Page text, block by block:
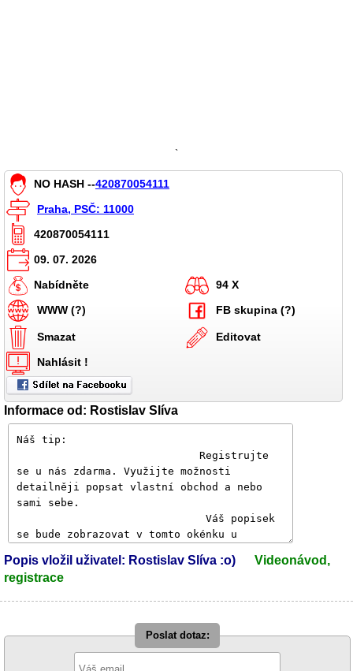
`
NO HASH --420870054111
Praha, PSČ: 11000
420870054111
09. 07. 2026
Nabídněte
94 X
WWW (?)
FB skupina (?)
Smazat
Editovat
Nahlásit !
Informace od: Rostislav Slíva
Popis vložil uživatel: Rostislav Slíva :o)
Videonávod,
registrace
Poslat dotaz: